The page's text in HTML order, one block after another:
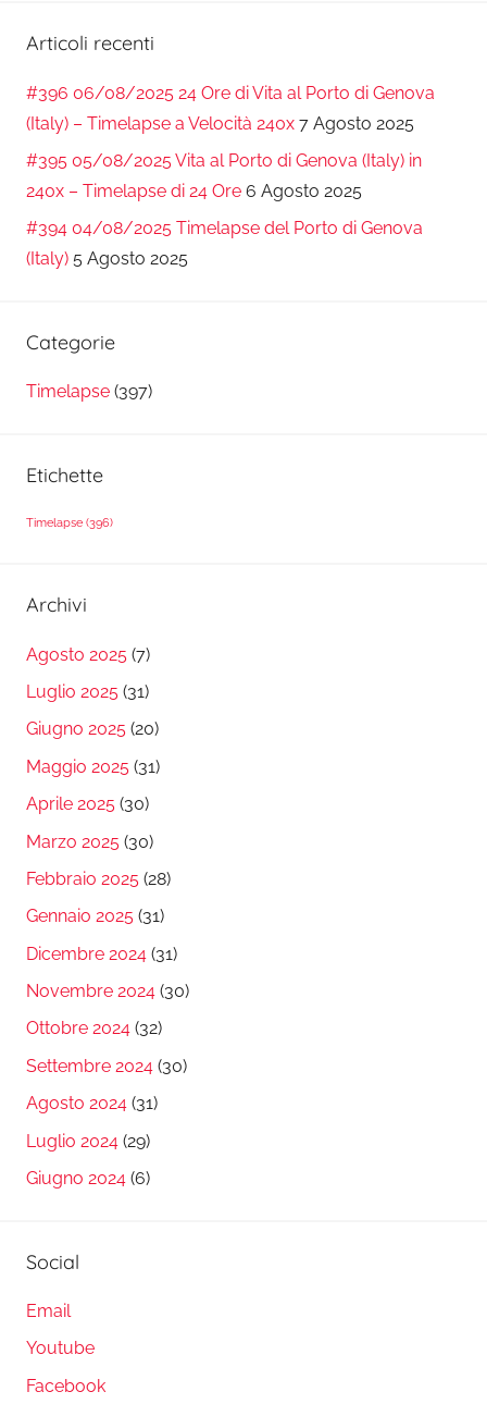
Articoli recenti
#396 06/08/2025 24 Ore di Vita al Porto di Genova
(Italy) – Timelapse a Velocità 240x 7 Agosto 2025
#395 05/08/2025 Vita al Porto di Genova (Italy) in
240x – Timelapse di 24 Ore 6 Agosto 2025
#394 04/08/2025 Timelapse del Porto di Genova
(Italy) 5 Agosto 2025
Categorie
Timelapse (397)
Etichette
Timelapse (396)
Archivi
Agosto 2025 (7)
Luglio 2025 (31)
Giugno 2025 (20)
Maggio 2025 (31)
Aprile 2025 (30)
Marzo 2025 (30)
Febbraio 2025 (28)
Gennaio 2025 (31)
Dicembre 2024 (31)
Novembre 2024 (30)
Ottobre 2024 (32)
Settembre 2024 (30)
Agosto 2024 (31)
Luglio 2024 (29)
Giugno 2024 (6)
Social
Email
Youtube
Facebook